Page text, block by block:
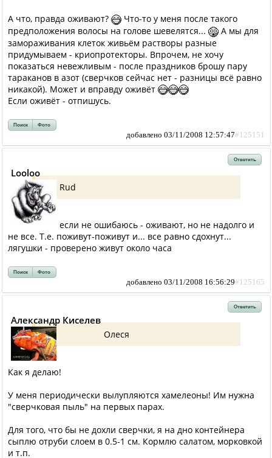
А что, правда оживают?
Что-то у меня после такого
предположения волосы на голове шевелятся...
А мы для
замораживания клеток живьём растворы разные
придумываем - криопротекторы. Впрочем, не хочу
показаться невежливым - после праздников брошу пару
тараканов в азот (сверчков сейчас нет - разницы всё равно
никакой). Может и вправду оживёт
Если оживёт - отпишусь.
Поиск Фото
добавлено 03/11/2008 12:57:47#125151
Ответить
Looloo
Rud
если не ошибаюсь - оживают, но не надолго и
не все. Т.е. поживут-поживут и... все равно сдохнут...
лягушки - проверено живут около часа
Поиск Фото
добавлено 03/11/2008 16:56:29#125165
Ответить
Александр Киселев
Олеся
Как я делаю!
У меня периодически вылупляются хамелеоны! Им нужна
"сверчковая пыль" на первых парах.
Для того, что бы не дохли сверчки, я на дно контейнера
сыплю отруби слоем в 0.5-1 см. Кормлю салатом, морковкой
и т.п.